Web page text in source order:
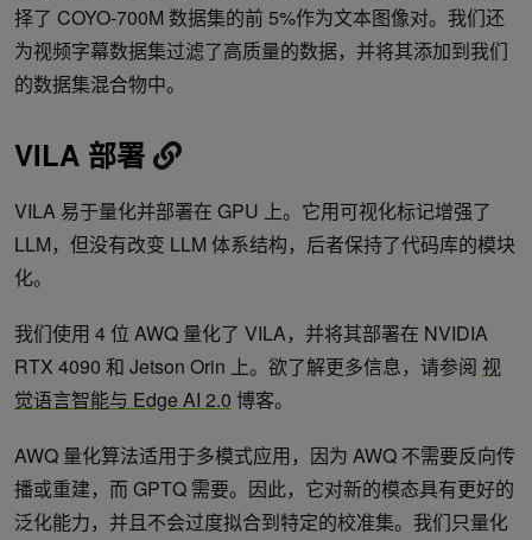
择了 COYO-700M 数据集的前 5%作为文本图像对。我们还
为视频字幕数据集过滤了高质量的数据，并将其添加到我们
的数据集混合物中。
VILA 部署
VILA 易于量化并部署在 GPU 上。它用可视化标记增强了
LLM，但没有改变 LLM 体系结构，后者保持了代码库的模块
化。
我们使用 4 位 AWQ 量化了 VILA，并将其部署在 NVIDIA
RTX 4090 和 Jetson Orin 上。欲了解更多信息，请参阅 视
觉语言智能与 Edge AI 2.0 博客。
AWQ 量化算法适用于多模式应用，因为 AWQ 不需要反向传
播或重建，而 GPTQ 需要。因此，它对新的模态具有更好的
泛化能力，并且不会过度拟合到特定的校准集。我们只量化